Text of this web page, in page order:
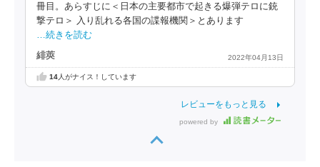
冊目。あらすじに＜日本の主要都市で起きる爆弾テロに銃
撃テロ＞ 入り乱れる各国の諜報機関＞とあります
…続きを読む
緋莢 2022年04月13日
14人がナイス！しています
レビューをもっと見る
powered by